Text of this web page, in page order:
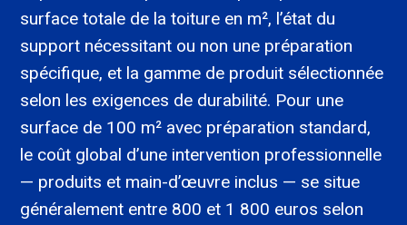
surface totale de la toiture en m², l’état du
support nécessitant ou non une préparation
spécifique, et la gamme de produit sélectionnée
selon les exigences de durabilité. Pour une
surface de 100 m² avec préparation standard,
le coût global d’une intervention professionnelle
— produits et main-d’œuvre inclus — se situe
généralement entre 800 et 1 800 euros selon